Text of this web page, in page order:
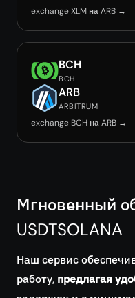
exchange XLM на ARB →
BCH
BCH
ARB
ARBITRUM
exchange BCH на ARB →
Мгновенный
USDTSOLANA
Наш сервис
работу, предлагая